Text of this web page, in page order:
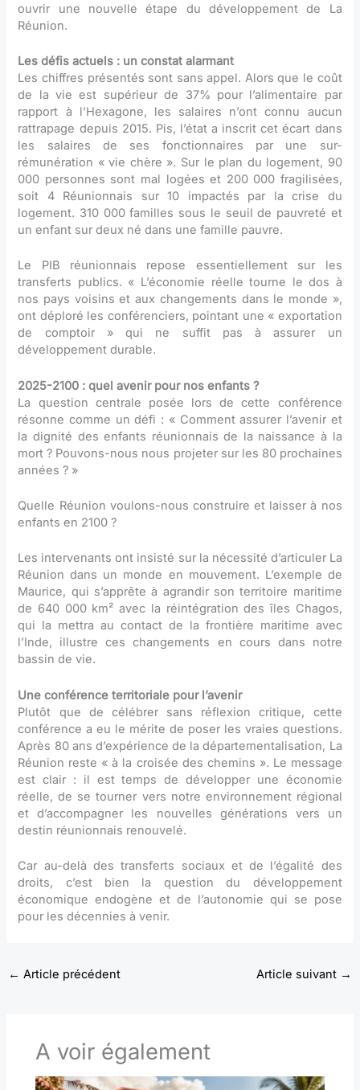
ouvrir une nouvelle étape du développement de La
Réunion.
Les défis actuels : un constat alarmant
Les chiffres présentés sont sans appel. Alors que le coût
de la vie est supérieur de 37% pour l’alimentaire par
rapport à l’Hexagone, les salaires n’ont connu aucun
rattrapage depuis 2015. Pis, l’état a inscrit cet écart dans
les salaires de ses fonctionnaires par une sur-
rémunération « vie chère ». Sur le plan du logement, 90
000 personnes sont mal logées et 200 000 fragilisées,
soit 4 Réunionnais sur 10 impactés par la crise du
logement. 310 000 familles sous le seuil de pauvreté et
un enfant sur deux né dans une famille pauvre.
Le PIB réunionnais repose essentiellement sur les
transferts publics. « L’économie réelle tourne le dos à
nos pays voisins et aux changements dans le monde »,
ont déploré les conférenciers, pointant une « exportation
de comptoir » qui ne suffit pas à assurer un
développement durable.
2025-2100 : quel avenir pour nos enfants ?
La question centrale posée lors de cette conférence
résonne comme un défi : « Comment assurer l’avenir et
la dignité des enfants réunionnais de la naissance à la
mort ? Pouvons-nous nous projeter sur les 80 prochaines
années ? »
Quelle Réunion voulons-nous construire et laisser à nos
enfants en 2100 ?
Les intervenants ont insisté sur la nécessité d’articuler La
Réunion dans un monde en mouvement. L’exemple de
Maurice, qui s’apprête à agrandir son territoire maritime
de 640 000 km² avec la réintégration des îles Chagos,
qui la mettra au contact de la frontière maritime avec
l’Inde, illustre ces changements en cours dans notre
bassin de vie.
Une conférence territoriale pour l’avenir
Plutôt que de célébrer sans réflexion critique, cette
conférence a eu le mérite de poser les vraies questions.
Après 80 ans d’expérience de la départementalisation, La
Réunion reste « à la croisée des chemins ». Le message
est clair : il est temps de développer une économie
réelle, de se tourner vers notre environnement régional
et d’accompagner les nouvelles générations vers un
destin réunionnais renouvelé.
Car au-delà des transferts sociaux et de l’égalité des
droits, c’est bien la question du développement
économique endogène et de l’autonomie qui se pose
pour les décennies à venir.
← Article précédent Article suivant →
A voir également